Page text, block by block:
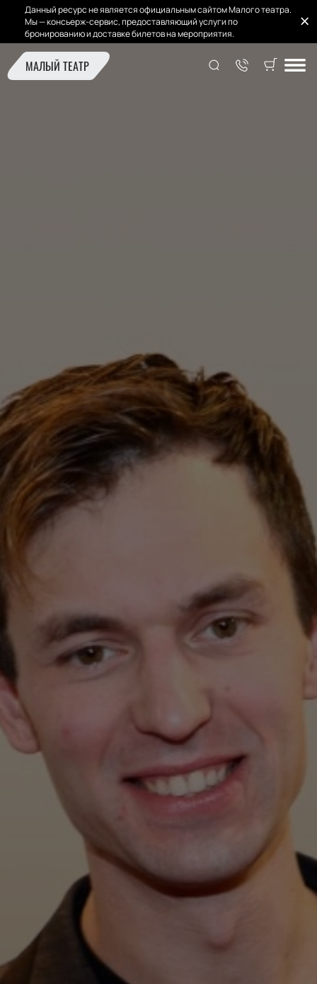
Данный ресурс не является официальным сайтом Малого театра.
Мы — консьерж-сервис, предоставляющий услуги по
бронированию и доставке билетов на мероприятия.
МАЛЫЙ ТЕАТР